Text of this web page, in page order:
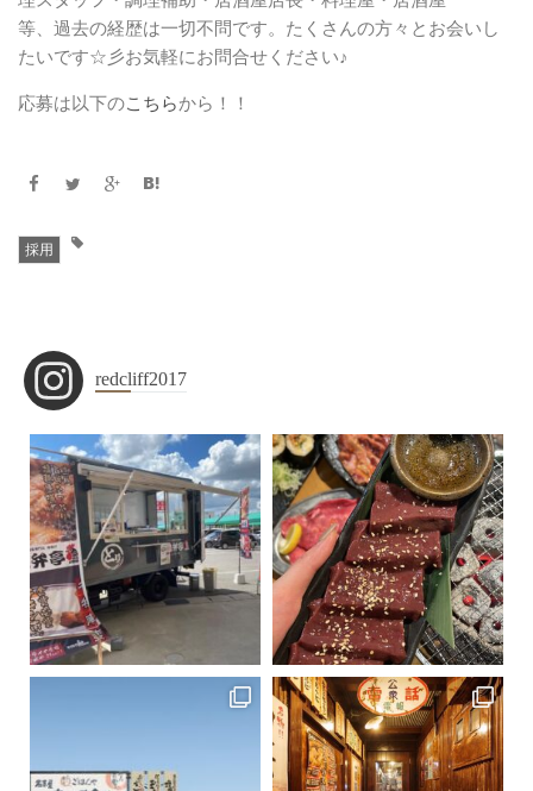
等、過去の経歴は一切不問です。たくさんの方々とお会いし
たいです☆彡お気軽にお問合せください♪
応募は以下のこちらから！！
採用
redcliff2017